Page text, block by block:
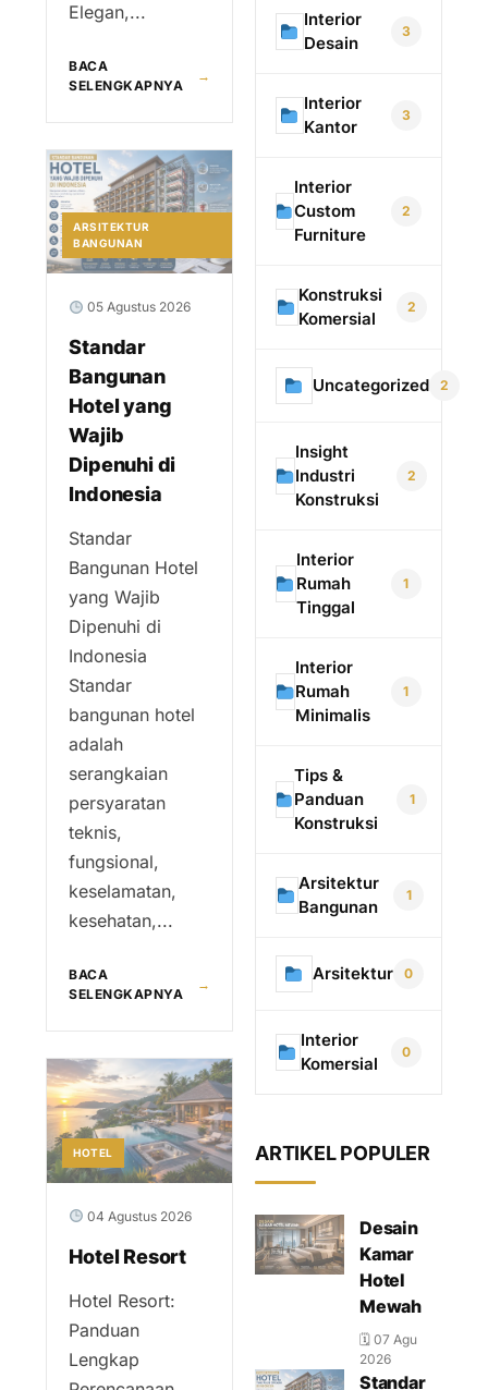
Elegan,...
BACA
SELENGKAPNYA
→
ARSITEKTUR
BANGUNAN
05 Agustus 2026
Standar
Bangunan
Hotel yang
Wajib
Dipenuhi di
Indonesia
Standar
Bangunan Hotel
yang Wajib
Dipenuhi di
Indonesia
Standar
bangunan hotel
adalah
serangkaian
persyaratan
teknis,
fungsional,
keselamatan,
kesehatan,...
BACA
SELENGKAPNYA
→
HOTEL
04 Agustus 2026
Hotel Resort
Hotel Resort:
Panduan
Lengkap
Interior
Desain
3
Interior
Kantor
3
Interior
Custom
Furniture
2
Konstruksi
Komersial
2
Uncategorized 2
Insight
Industri
Konstruksi
2
Interior
Rumah
Tinggal
1
Interior
Rumah
Minimalis
1
Tips &
Panduan
Konstruksi
1
Arsitektur
Bangunan
1
Arsitektur 0
Interior
Komersial
0
ARTIKEL POPULER
Desain
Kamar
Hotel
Mewah
🗓 07 Agu
2026
Standar